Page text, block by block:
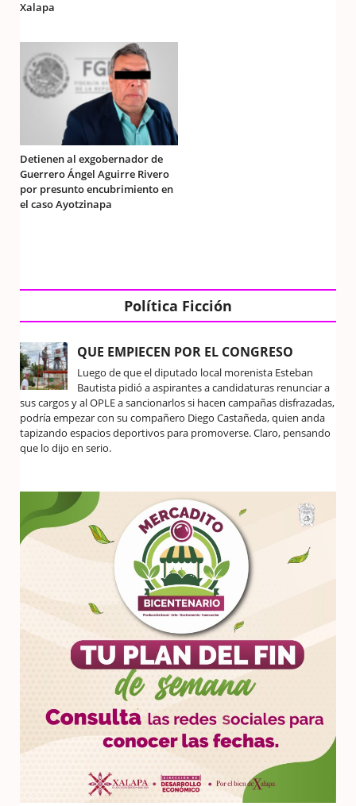
Xalapa
Detienen al exgobernador de
Guerrero Ángel Aguirre Rivero
por presunto encubrimiento en
el caso Ayotzinapa
Política Ficción
QUE EMPIECEN POR EL CONGRESO
Luego de que el diputado local morenista Esteban
Bautista pidió a aspirantes a candidaturas renunciar a
sus cargos y al OPLE a sancionarlos si hacen campañas disfrazadas,
podría empezar con su compañero Diego Castañeda, quien anda
tapizando espacios deportivos para promoverse. Claro, pensando
que lo dijo en serio.